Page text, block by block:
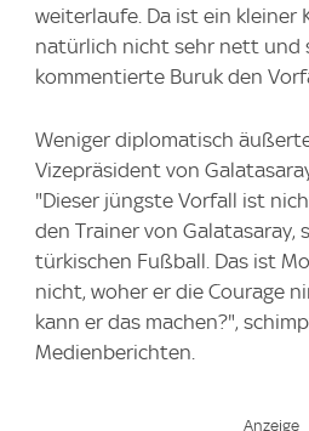
weiterlaufe. Da ist ein kleiner
natürlich nicht sehr nett und
kommentierte Buruk den
Weniger diplomatisch
Vizepräsident von
"Dieser jüngste Vorfall ist
den Trainer von Galatasaray,
türkischen Fußball. Das ist
nicht, woher er die Courage
kann er das machen?",
Medienberichten.